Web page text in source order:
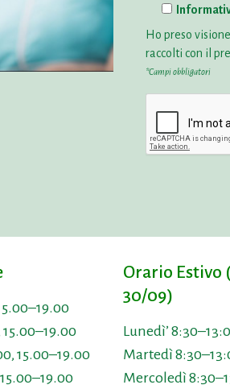
Ho preso
raccolti con il
*Campi obbligatori
15.00–19.00
Orario Estivo
30/09)
Lunedì’
Martedì
Mercoledì